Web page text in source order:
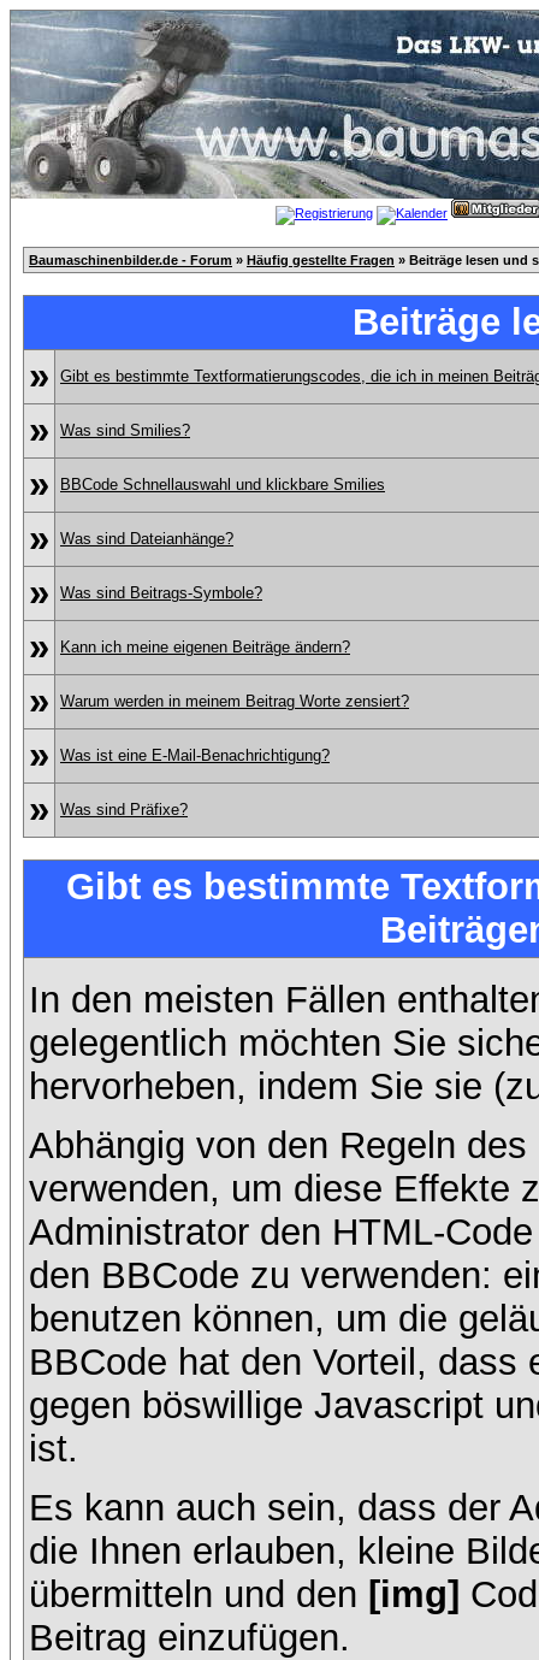
Baumaschinenbilder.de - Forum » Häufig gestellte Fragen » Beiträge lesen und
Beiträge
»
Gibt es bestimmte Textformatierungscodes, die ich in meinen
» Was sind Smilies?
» BBCode Schnellauswahl und klickbare Smilies
» Was sind Dateianhänge?
» Was sind Beitrags-Symbole?
» Kann ich meine eigenen Beiträge ändern?
» Warum werden in meinem Beitrag Worte zensiert?
» Was ist eine E-Mail-Benachrichtigung?
» Was sind Präfixe?
Gibt es bestimmte
In den meisten Fällen
gelegentlich möchten Sie
hervorheben, indem Sie sie
Abhängig von den Regeln
verwenden, um diese Effekte
Administrator den HTML-
den BBCode zu verwenden:
benutzen können, um die
BBCode hat den Vorteil, dass
gegen böswillige Javascript
ist.
Es kann auch sein, dass der
die Ihnen erlauben, kleine
übermitteln und den [img]
Beitrag einzufügen.